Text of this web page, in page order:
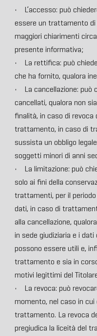
• L’accesso: può
essere un trattamento di
maggiori chiarimenti
presente informativa;
• La rettifica: può
che ha fornito, qualora
• La cancellazione: può
cancellati, qualora non
finalità, in caso di revoca
trattamento, in caso di
sussista un obbligo
soggetti minori di anni
• La limitazione: può
solo ai fini della
trattamenti, per il
dati, in caso di
alla cancellazione,
in sede giudiziaria e i
possono essere utili e,
trattamento e sia in
motivi legittimi del
• La revoca: può
momento, nel caso in
trattamento. La revoca
pregiudica la liceità del